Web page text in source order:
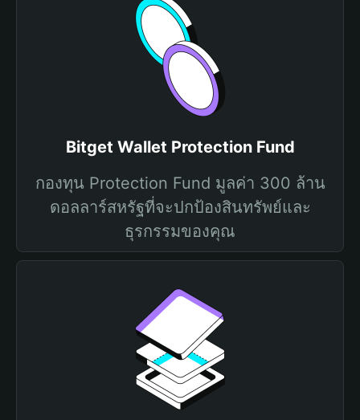
Bitget Wallet Protection Fund
กองทุน Protection Fund มูลค่า 300 ล้าน
ดอลลาร์สหรัฐที่จะปกป้องสินทรัพย์และ
ธุรกรรมของคุณ